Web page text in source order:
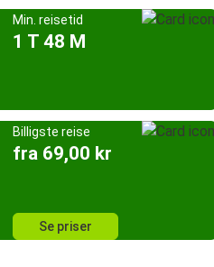
Min. reisetid
1 T 48 M
Billigste reise
fra 69,00 kr
Se priser